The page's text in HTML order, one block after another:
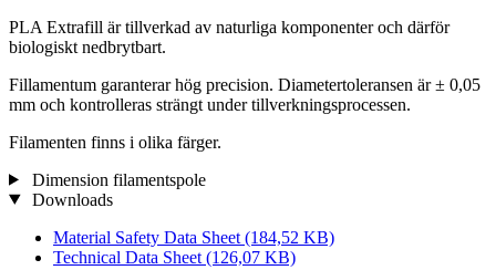
PLA Extrafill är tillverkad av naturliga komponenter och därför
biologiskt nedbrytbart.
Fillamentum garanterar hög precision. Diametertoleransen är ± 0,05
mm och kontrolleras strängt under tillverkningsprocessen.
Filamenten finns i olika färger.
Dimension filamentspole
Downloads
Material Safety Data Sheet (184,52 KB)
Technical Data Sheet (126,07 KB)